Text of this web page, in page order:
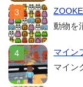
動物を
マイン
マイン